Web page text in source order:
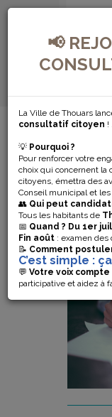
📢
La Ville de Thouars
consultatif citoyen
💡 Pourquoi ?
Pour renforcer votre
choix qui concernent la
citoyens, émettra des
Conseil municipal et les
👥 Qui peut
Tous les habitants de
📅 Quand ? Du 1er
Fin août : examen des
📝 Comment
C’est simple :
💬 Votre voix compte
participative et aidez à